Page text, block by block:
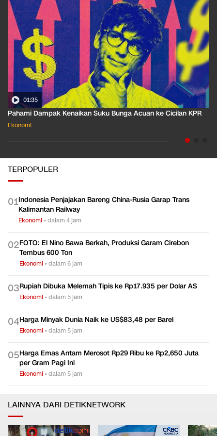
01:35
Pahami Dampak Kenaikan Suku Bunga Acuan ke Cicilan KPR
Ekonomi
TERPOPULER
01Indonesia Penjajakan Bareng China-Rusia Garap Trans
Kalimantan Railway
Ekonomi •dalam 4 jam
02FOTO: El Nino Bawa Berkah, Produksi Garam Cirebon
Tembus 600 Ton
Ekonomi •dalam 6 jam
03Rupiah Dibuka Melemah Tipis ke Rp17.935 per Dolar AS
Ekonomi •dalam 5 jam
04Harga Minyak Dunia Naik ke US$83,48 per Barel
Ekonomi •dalam 5 jam
05Harga Emas Antam Merosot Rp29 Ribu ke Rp2,650 Juta
per Gram Pagi Ini
Ekonomi •dalam 5 jam
LAINNYA DARI DETIKNETWORK